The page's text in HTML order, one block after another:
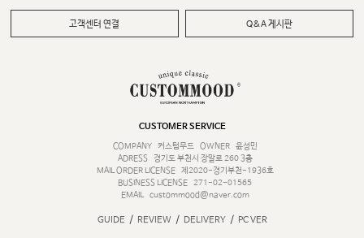
고객센터 연결 Q&A 게시판
CUSTOMER SERVICE
COMPANY
커스텀무드 OWNER
윤성민
ADRESS
경기도 부천시 장말로 260 3층
MAIL ORDER LICENSE
제2020-경기부천-1936호
BUSINESS LICENSE 271-02-01565
EMAIL
custommood@naver.com
GUIDE / REVIEW / DELIVERY / PC VER